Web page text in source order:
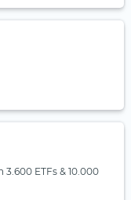
ETFs & 10.000